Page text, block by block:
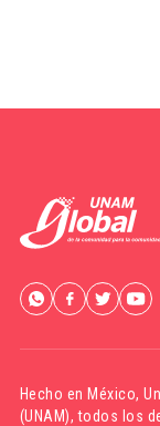
Hecho en México,
(UNAM), todos los